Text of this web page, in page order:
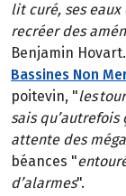
lit curé, ses
recréer des
Benjamin
Bassines Non
poitevin, "les
sais
attente des
béances "
d’alarmes".